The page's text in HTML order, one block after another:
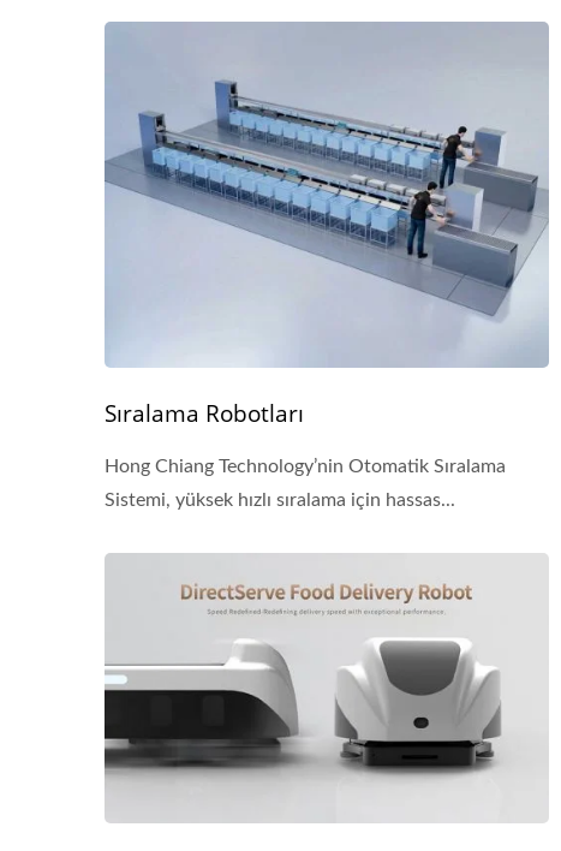
Sıralama Robotları
Hong Chiang Technology’nin Otomatik Sıralama
Sistemi, yüksek hızlı sıralama için hassas...